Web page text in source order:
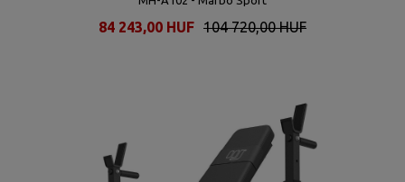
104 720,00 HUF
84 243,00 HUF